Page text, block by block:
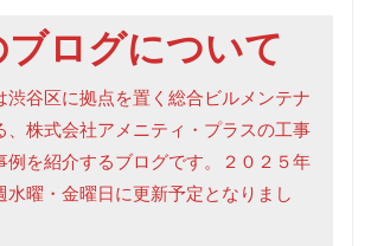
ブログについて
谷区に拠点を置く総合ビルメンテナ
、株式会社アメニティ・プラスの工事
例を紹介するブログです。２０２５年
水曜・金曜日に更新予定となりまし